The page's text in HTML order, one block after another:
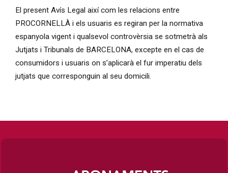
El present Avís Legal així com les relacions entre
PROCORNELLÀ i els usuaris es regiran per la normativa
espanyola vigent i qualsevol controvèrsia se sotmetrà als
Jutjats i Tribunals de BARCELONA, excepte en el cas de
consumidors i usuaris on s’aplicarà el fur imperatiu dels
jutjats que corresponguin al seu domicili.